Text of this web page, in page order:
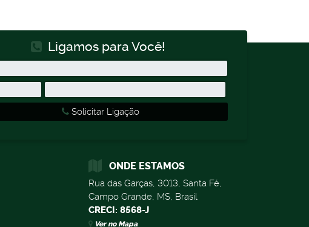
Ligamos para Você!
Solicitar Ligação
ONDE ESTAMOS
Rua das Garças, 3013, Santa Fé,
Campo Grande, MS, Brasil
CRECI: 8568-J
Ver no Mapa